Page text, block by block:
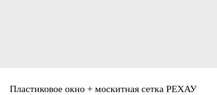
Пластиковое окно + москитная сетка РЕХАУ